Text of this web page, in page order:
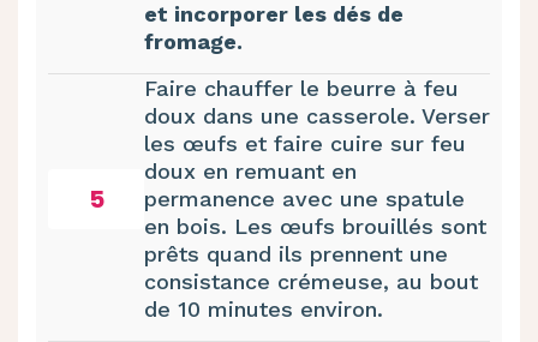
et incorporer les dés de
fromage.
5
Faire chauffer le beurre à feu
doux dans une casserole. Verser
les œufs et faire cuire sur feu
doux en remuant en
permanence avec une spatule
en bois. Les œufs brouillés sont
prêts quand ils prennent une
consistance crémeuse, au bout
de 10 minutes environ.